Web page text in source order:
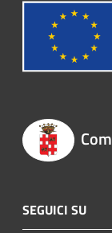
SEGUICI SU